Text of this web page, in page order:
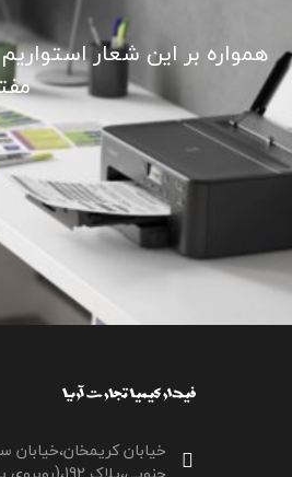
همواره بر این شعار
خیابان کریمخان،خیابان